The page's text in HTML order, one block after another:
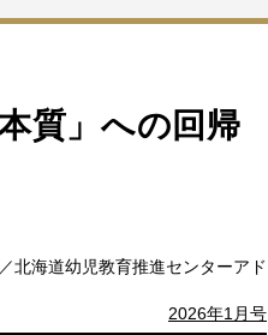
質」への回帰
北海道幼児教育推進センターアド
2026年1月号